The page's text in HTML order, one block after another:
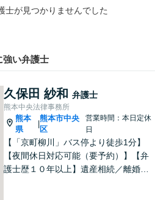
士が見つかりませんでした
強い弁護士
久保田 紗和 弁護士
熊本中央法律事務所
熊本
県
|
熊本市中央
区
営業時間：本日定休
日
【「京町柳川」バス停より徒歩1分】
【夜間休日対応可能（要予約）】【弁
護士歴１０年以上】遺産相続／離婚・